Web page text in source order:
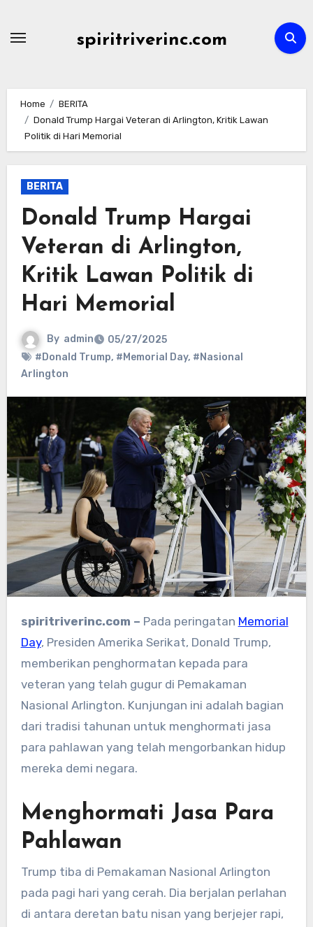
spiritriverinc.com
Home
BERITA
Donald Trump Hargai Veteran di Arlington, Kritik Lawan
Politik di Hari Memorial
BERITA
Donald Trump Hargai
Veteran di Arlington,
Kritik Lawan Politik di
Hari Memorial
By admin
05/27/2025
#Donald Trump, #Memorial Day, #Nasional
Arlington
spiritriverinc.com – Pada peringatan Memorial
Day, Presiden Amerika Serikat, Donald Trump,
memberikan penghormatan kepada para
veteran yang telah gugur di Pemakaman
Nasional Arlington. Kunjungan ini adalah bagian
dari tradisi tahunan untuk menghormati jasa
para pahlawan yang telah mengorbankan hidup
mereka demi negara.
Menghormati Jasa Para
Pahlawan
Trump tiba di Pemakaman Nasional Arlington
pada pagi hari yang cerah. Dia berjalan perlahan
di antara deretan batu nisan yang berjejer rapi,